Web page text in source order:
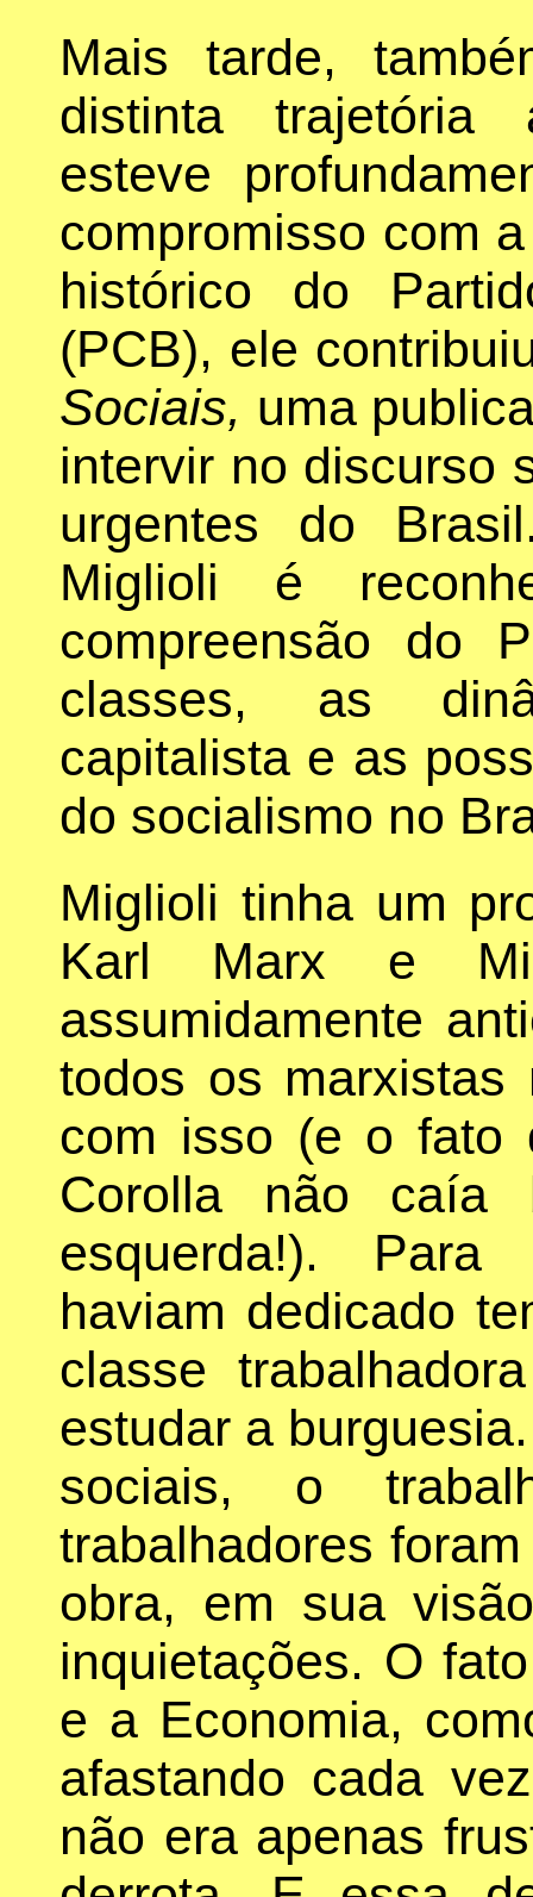
Mais tarde,
distinta trajetória
esteve
compromisso com
histórico do
(PCB), ele
Sociais, uma
intervir no discurso
urgentes do
Miglioli é
compreensão do
classes, as
capitalista e as
do socialismo no
Miglioli tinha um
Karl Marx e
assumidamente
todos os marxistas
com isso (e o fato
Corolla não caía
esquerda!).
haviam dedicado
classe
estudar a
sociais, o
trabalhadores
obra, em sua
inquietações. O
e a Economia,
afastando cada
não era apenas